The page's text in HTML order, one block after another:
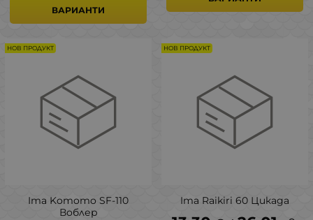
ВАРИАНТИ
Ima Komomo SF-110
Воблер
НОВ ПРОДУКТ
Ima Raikiri 60 Цикада
НОВ ПРОДУКТ